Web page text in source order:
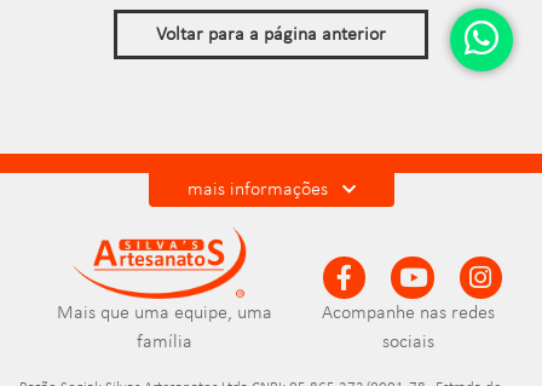
Voltar para a página anterior
mais informações
Mais que uma equipe, uma
família
Acompanhe nas redes
sociais